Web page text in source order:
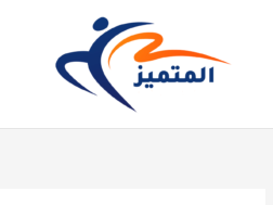
المحتوى